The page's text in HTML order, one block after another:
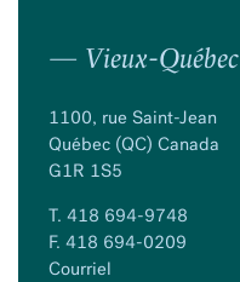
— Vieux-Québec
1100, rue Saint-Jean
Québec (QC) Canada
G1R 1S5
T. 418 694-9748
F. 418 694-0209
Courriel